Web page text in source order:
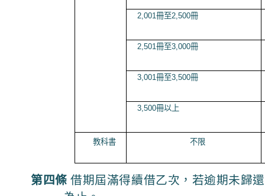
2,001 冊至2,500冊
2,501 冊至3,000冊
3,001 冊至3,500冊
3,500冊以上
教科書 不限
第四條 借期屆滿得續借乙次，若逾期未歸